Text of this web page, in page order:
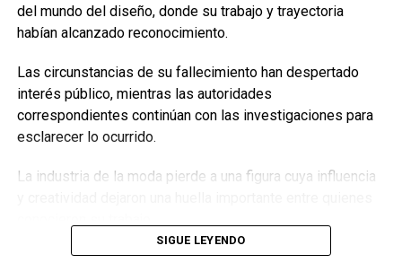
La última publicación de Val Kilmer fue un homenaje a su
rol como Batman en la cinta de 1995 (Créditos:
riesgo
del mundo del diseño, donde su trabajo y trayectoria
habían alcanzado reconocimiento.
Las circunstancias de su fallecimiento han despertado
interés público, mientras las autoridades
correspondientes continúan con las investigaciones para
esclarecer lo ocurrido.
La industria de la moda pierde a una figura cuya influencia
SIGUE LEYENDO